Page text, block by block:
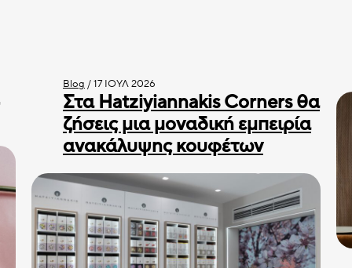
Blog /17 ΙΟΎΛ 2026
Στα Hatziyiannakis Corners θα
ζήσεις μια μοναδική εμπειρία
ανακάλυψης κουφέτων